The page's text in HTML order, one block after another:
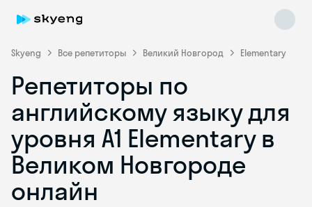
Skyeng Все репетиторы Великий Новгород Elementary
Репетиторы по
английскому языку для
уровня A1 Elementary в
Великом Новгороде
онлайн
Skyeng Chat
online